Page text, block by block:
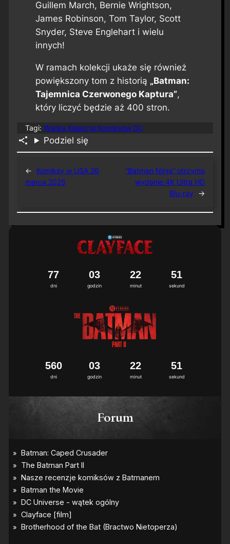
Guillem March, Bernie Wrightson,
James Robinson, Tom Taylor, Scott
Snyder, Steve Englehart i wielu
innych!
W ramach kolekcji ukaże się również
powiększony tom z historią „Batman:
Tajemnica Czerwonego Kaptura”,
który liczyć będzie aż 400 stron.
Tagi: Wielka Kolekcja Komiksów DC
Podziel się
←
Komiksy w USA 26
marca 2025
“Batman Ninja” otrzyma
wydanie 4K Ultra HD
Blu-ray
→
dni
77
godzin
03
minut
22
sekund
50
1
dni
560
godzin
03
minut
22
sekund
50
1
Forum